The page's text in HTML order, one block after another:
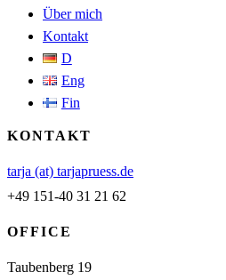
Über mich
Kontakt
D
Eng
Fin
KONTAKT
tarja (at) tarjapruess.de
+49 151-40 31 21 62
OFFICE
Taubenberg 19